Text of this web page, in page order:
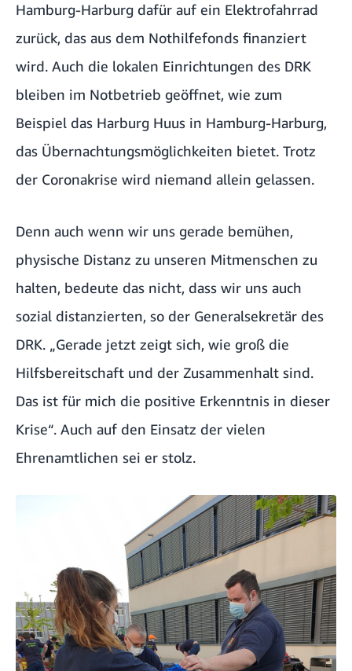
Hamburg-Harburg dafür auf ein Elektrofahrrad
zurück, das aus dem Nothilfefonds finanziert
wird. Auch die lokalen Einrichtungen des DRK
bleiben im Notbetrieb geöffnet, wie zum
Beispiel das Harburg Huus in Hamburg-Harburg,
das Übernachtungsmöglichkeiten bietet. Trotz
der Coronakrise wird niemand allein gelassen.
Denn auch wenn wir uns gerade bemühen,
physische Distanz zu unseren Mitmenschen zu
halten, bedeute das nicht, dass wir uns auch
sozial distanzierten, so der Generalsekretär des
DRK. „Gerade jetzt zeigt sich, wie groß die
Hilfsbereitschaft und der Zusammenhalt sind.
Das ist für mich die positive Erkenntnis in dieser
Krise“. Auch auf den Einsatz der vielen
Ehrenamtlichen sei er stolz.